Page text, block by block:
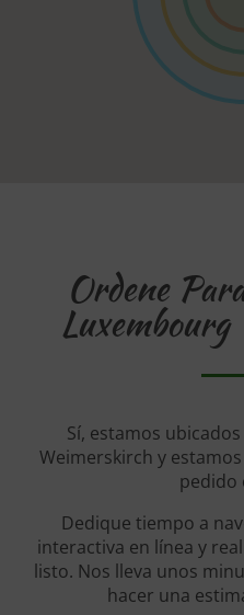
Ordene
Sí, estamos
Weimerskirch y
pedido
Dedique tiempo a
interactiva en línea y
listo. Nos lleva unos
hacer una